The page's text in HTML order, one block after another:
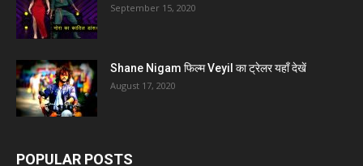
September 15, 2020
Shane Nigam फिल्म Veyil का ट्रेलर यहाँ देखें
August 17, 2020
POPULAR POSTS